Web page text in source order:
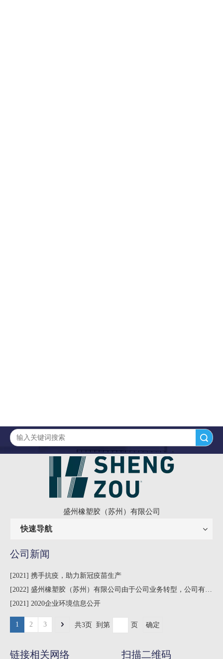
盛州橡塑胶（苏州）有限公司
快速导航
公司新闻
[2021] 携手抗疫，助力新冠疫苗生产
[2022] 盛州橡塑胶（苏州）有限公司由于公司业务转型，公司有大批量的设备和原料物资，经公司决定低价出售，如有意向的前来我司商讨议价。
[2021] 2020企业环境信息公开
1 2 3 共3页 到第 页 确定
链接相关网络 扫描二维码